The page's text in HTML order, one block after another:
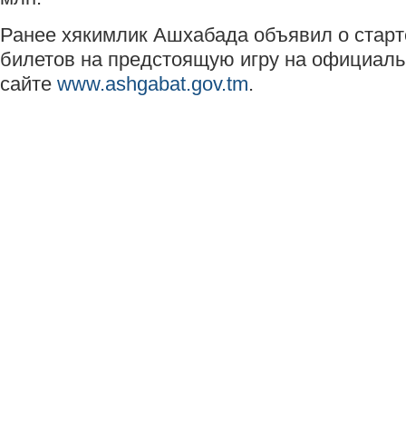
Ранее хякимлик Ашхабада объявил о
билетов на предстоящую игру на
сайте www.ashgabat.gov.tm.